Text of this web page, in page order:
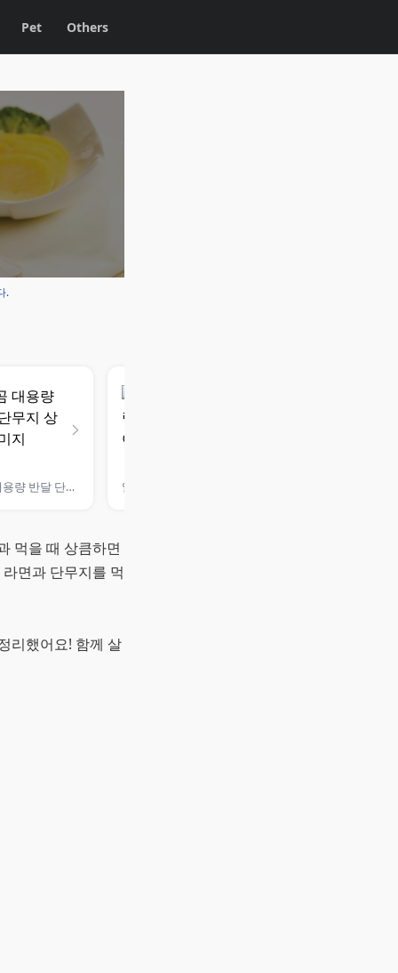
Pet Others
.
곰곰 대용량 반달 단무지 일가 비타 슬림단무지
먹을 때 상큼하면
면과 단무지를 먹
리했어요! 함께 살